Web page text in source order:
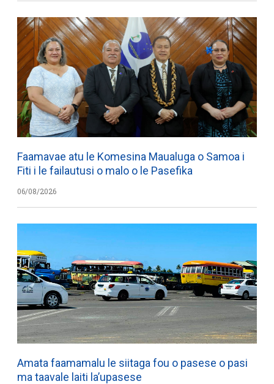
Faamavae atu le Komesina Maualuga o Samoa i
Fiti i le failautusi o malo o le Pasefika
06/08/2026
Amata faamamalu le siitaga fou o pasese o pasi
ma taavale laiti la’upasese